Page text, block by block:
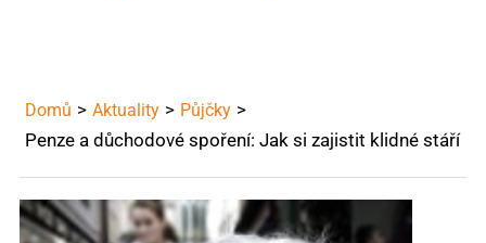
Domů Aktuality Půjčky
Penze a důchodové spoření: Jak si zajistit klidné stáří